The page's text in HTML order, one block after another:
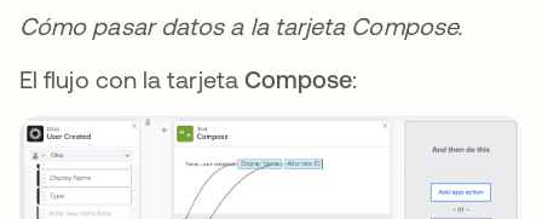
Cómo pasar datos a la tarjeta Compose.
El flujo con la tarjeta Compose: